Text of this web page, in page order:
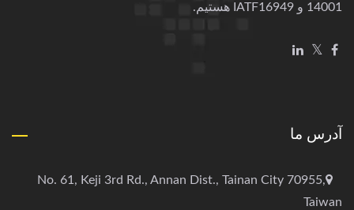
14001 و IATF16949 هستیم.
آدرس ما
No. 61, Keji 3rd Rd., Annan Dist., Tainan City 70955,
Taiwan